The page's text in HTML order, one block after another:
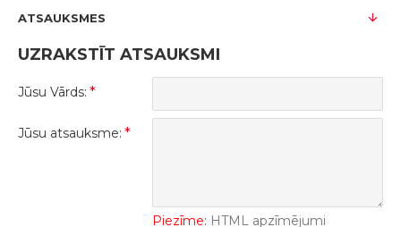
ATSAUKSMES
UZRAKSTĪT ATSAUKSMI
Jūsu Vārds:
Jūsu atsauksme:
Piezīme: HTML apzīmējumi